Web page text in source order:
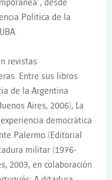
desde
Política de la
revistas
Entre sus libros
de la Argentina
Aires, 2006), La
democrática
Palermo (Editorial
militar (1976-
2003, en colaboración